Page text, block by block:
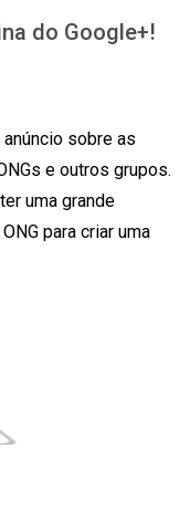
do Google+!
sobre as
e outros grupos.
uma grande
para criar uma